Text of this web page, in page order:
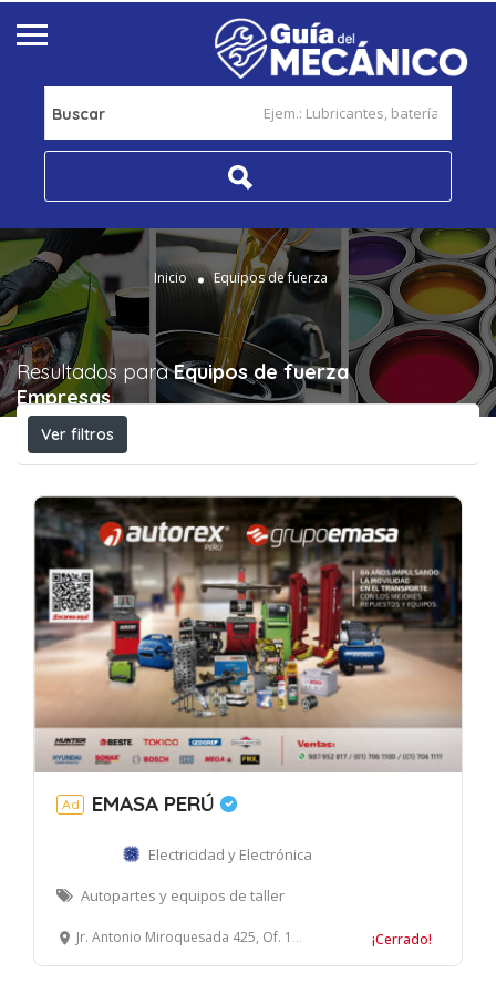
Buscar
Inicio Equipos de fuerza
Resultados paraEquipos de fuerza
Empresas
Ver filtros
Ad EMASA PERÚ
Electricidad y Electrónica
Autopartes y equipos de taller
Jr. Antonio Miroquesada 425, Of. 1509, Magdalena del Mar, Lima ¡Cerrado!